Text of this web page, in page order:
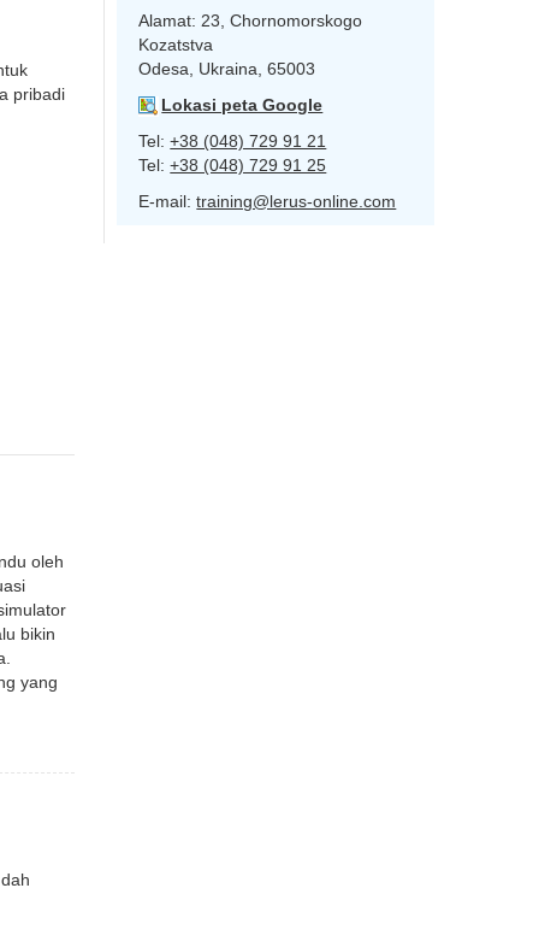
Alamat: 23, Chornomorskogo
Kozatstva
Odesa, Ukraina, 65003
Lokasi peta Google
Tel:+38 (048) 729 91 21
Tel:+38 (048) 729 91 25
E-mail:training@lerus-online.com
pribadi
oleh
bikin
yang